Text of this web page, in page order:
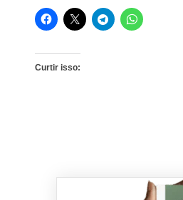
Curtir isso: